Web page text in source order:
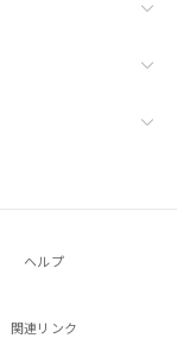
ヘルプ
関連リンク